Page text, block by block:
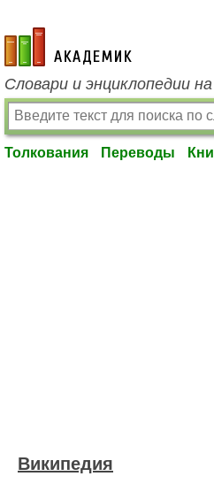
academic.ru
Словари и энциклопедии
Толкования Переводы
Википедия